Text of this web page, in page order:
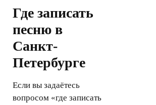
Где записать
песню в
Санкт-
Петербурге
Если вы задаётесь
вопросом «где записать